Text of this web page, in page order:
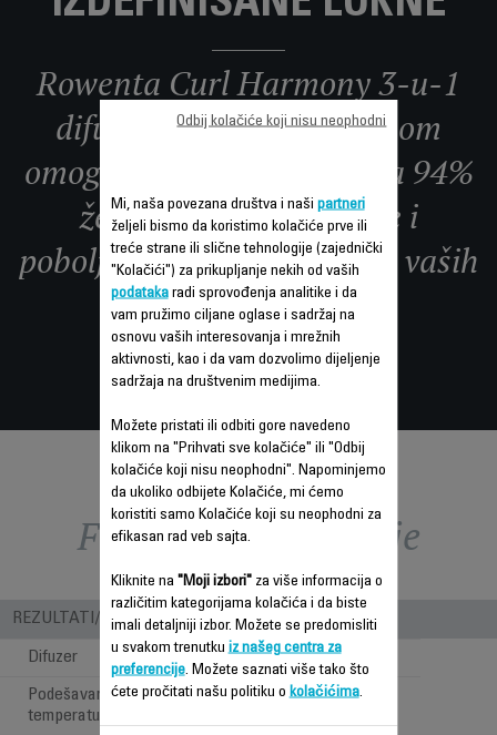
Rowenta Curl Harmony 3-u-1
difuzer sa toplim vazduhom
omogućava brže sušenje za 94%
žena***, dok redefiniše i
poboljšava prirodnu lepotu vaših
kovrdža.
Funkcije – poređenje
REZULTATI/ UPOTREBA
Difuzer
Podešavanja
temperature/brzine
Mi, naša povezana društva i naši partneri
željeli bismo da koristimo kolačiće prve ili
treće strane ili slične tehnologije (zajednički
"Kolačići") za prikupljanje nekih od vaših
podatakaradi sprovođenja analitike i da
vam pružimo ciljane oglase i sadržaj na
osnovu vaših interesovanja i mrežnih
aktivnosti, kao i da vam dozvolimo dijeljenje
sadržaja na društvenim medijima.
Možete pristati ili odbiti gore navedeno
klikom na "Prihvati sve kolačiće" ili "Odbij
kolačiće koji nisu neophodni". Napominjemo
da ukoliko odbijete Kolačiće, mi ćemo
koristiti samo Kolačiće koji su neophodni za
efikasan rad veb sajta.
Kliknite na "Moji izbori"za više informacija o
različitim kategorijama kolačića i da biste
imali detaljniji izbor. Možete se predomisliti
u svakom trenutku iz našeg centra za
preferencije. Možete saznati više tako što
ćete pročitati našu politiku o kolačićima.
Odbij kolačiće koji nisu neophodni